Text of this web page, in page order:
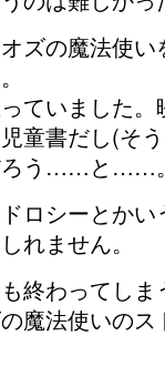
ズの魔法使
ていました
童書だし(そ
ろう……と……
ロシーとか
れません。
終わってし
魔法使いの